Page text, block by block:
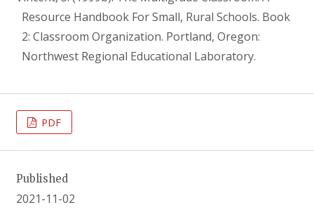
Resource Handbook For Small, Rural Schools. Book
2: Classroom Organization. Portland, Oregon:
Northwest Regional Educational Laboratory.
PDF
Published
2021-11-02